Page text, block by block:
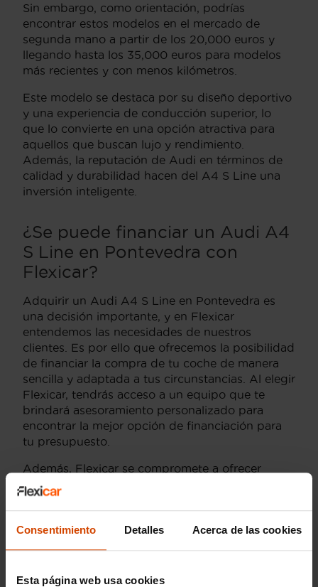
Consentimiento Detalles Acerca de las cookies
Esta página web usa cookies
Sin embargo, como orientación, podrías
encontrar estos modelos en el mercado de
segunda mano a partir de los 20,000 euros y
llegando hasta los 35,000 euros para modelos
más recientes y con menos kilómetros.
Este modelo se destaca por su diseño deportivo
y una experiencia de conducción superior, lo
que lo convierte en una opción atractiva para
aquellos que buscan lujo y rendimiento.
Además, la reputación de Audi en términos de
calidad y durabilidad hacen del A4 S Line una
inversión inteligente.
¿Se puede financiar un Audi A4
S Line en Pontevedra con
Flexicar?
Adquirir un Audi A4 S Line en Pontevedra es
una decisión importante, y en Flexicar
entendemos las necesidades de nuestros
clientes. Es por ello que ofrecemos la posibilidad
de financiar la compra de tu coche de manera
sencilla y adaptada a tus circunstancias. Al elegir
Flexicar, tendrás acceso a un equipo que te
brindará asesoramiento personalizado para
encontrar la mejor opción de financiación para
tu presupuesto.
Además, Flexicar se compromete a ofrecer
confianza a sus clientes, proporcionando
garantías atractivas que aseguran tu
tranquilidad al adquirir un vehículo de segunda
mano. Nuestro compromiso es hacer de la
compra de tu Audi A4 S Line una experiencia
transparencia y seguridad en cada paso del